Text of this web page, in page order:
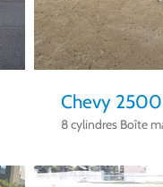
Chevy 2500
8 cylindres Boîte